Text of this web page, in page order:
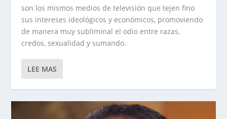
son los mismos medios de televisión que tejen fino
sus intereses ideológicos y económicos, promoviendo
de manera muy subliminal el odio entre razas,
credos, sexualidad y sumando.
LEE MAS